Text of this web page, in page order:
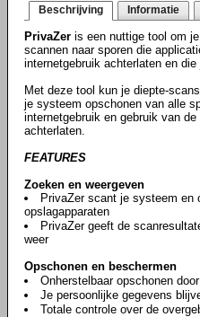
Beschrijving Informatie
PrivaZer is een nuttige tool om
scannen naar sporen die
internetgebruik achterlaten en
Met deze tool kun je diepte-
je systeem opschonen van alle
internetgebruik en gebruik van
achterlaten.
FEATURES
Zoeken en weergeven
PrivaZer scant je systeem en
opslagapparaten
PrivaZer geeft de
weer
Opschonen en beschermen
Onherstelbaar opschonen
Je persoonlijke gegevens
Totale controle over de